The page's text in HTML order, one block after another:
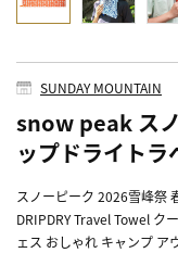
SUNDAY MOUNTAIN
snow peak ス
ップドライトラ
スノーピーク 2026雪峰祭
DRIPDRY Travel Towel ク
ェス おしゃれ キャンプ ア